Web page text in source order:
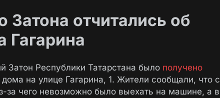
Затона отчитались об
Гагарина
Затон Республики Татарстана было получено
на улице Гагарина, 1. Жители сообщали, что с
за чего невозможно было выехать на машине, а в